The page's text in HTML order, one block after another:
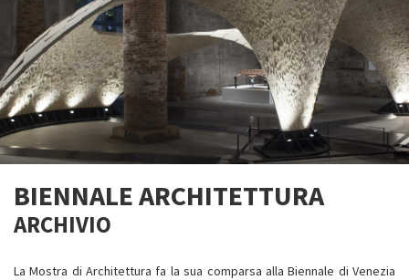
BIENNALE ARCHITETTURA
ARCHIVIO
La Mostra di Architettura fa la sua comparsa alla Biennale di Venezia